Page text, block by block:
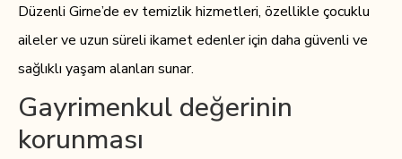
Düzenli Girne’de ev temizlik hizmetleri, özellikle çocuklu
aileler ve uzun süreli ikamet edenler için daha güvenli ve
sağlıklı yaşam alanları sunar.
Gayrimenkul değerinin
korunması